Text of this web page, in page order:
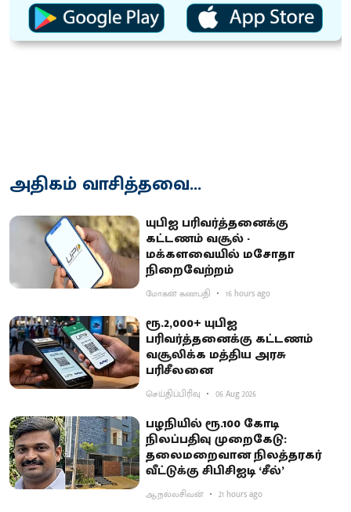
அதிகம் வாசித்தவை...
யுபிஐ பரிவர்த்தனைக்கு
கட்டணம் வசூல் -
மக்களவையில் மசோதா
நிறைவேற்றம்
மோகன் கணபதி 16 hours ago
ரூ.2,000+ யுபிஐ
பரிவர்த்தனைக்கு கட்டணம்
வசூலிக்க மத்திய அரசு
பரிசீலனை
செய்திப்பிரிவு 06 Aug 2026
பழநியில் ரூ.100 கோடி
நிலப்பதிவு முறைகேடு:
தலைமறைவான நிலத்தரகர்
வீட்டுக்கு சிபிசிஐடி ‘சீல்’
ஆ.நல்லசிவன் 21 hours ago